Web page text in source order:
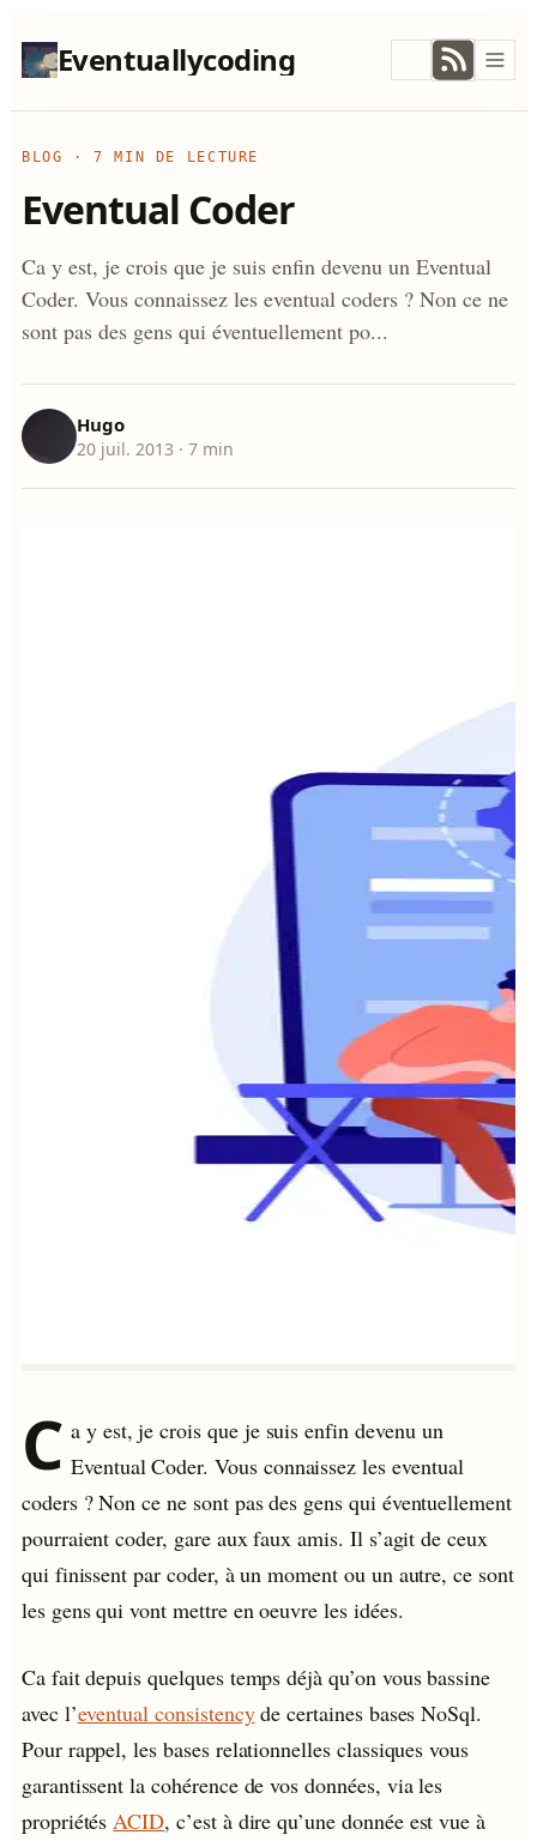
Eventuallycoding
BLOG ·7 MIN DE LECTURE
Eventual Coder
Ca y est, je crois que je suis enfin devenu un Eventual
Coder. Vous connaissez les eventual coders ? Non ce ne
sont pas des gens qui éventuellement po...
Hugo
20 juil. 2013 · 7 min
C a y est, je crois que je suis enfin devenu un
Eventual Coder. Vous connaissez les eventual
coders ? Non ce ne sont pas des gens qui éventuellement
pourraient coder, gare aux faux amis. Il s’agit de ceux
qui finissent par coder, à un moment ou un autre, ce sont
les gens qui vont mettre en oeuvre les idées.
Ca fait depuis quelques temps déjà qu’on vous bassine
avec l’eventual consistencyde certaines bases NoSql.
Pour rappel, les bases relationnelles classiques vous
garantissent la cohérence de vos données, via les
propriétésACID, c’est à dire qu’une donnée est vue à